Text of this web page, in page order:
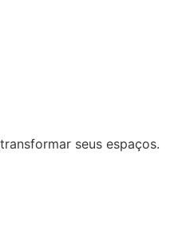
seus espaços.